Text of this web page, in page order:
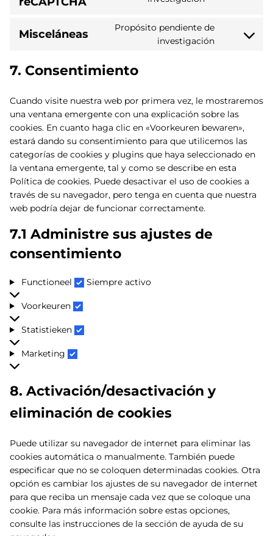
google-
Misceláneas
Propósito pendiente de
investigación
Consent
7. Consentimiento
Cuando visite nuestra web por primera vez, le mostraremos
una ventana emergente con una explicación sobre las
cookies. En cuanto haga clic en «Voorkeuren bewaren»,
estará dando su consentimiento para que utilicemos las
categorías de cookies y plugins que haya seleccionado en
la ventana emergente, tal y como se describe en esta
Política de cookies. Puede desactivar el uso de cookies a
través de su navegador, pero tenga en cuenta que nuestra
web podría dejar de funcionar correctamente.
7.1 Administre sus ajustes de
consentimiento
Functioneel Functioneel
Siempre activo
Voorkeuren Voorkeuren
Statistieken Statistieken
Marketing Marketing
8. Activación/desactivación y
eliminación de cookies
Puede utilizar su navegador de internet para eliminar las
cookies automática o manualmente. También puede
especificar que no se coloquen determinadas cookies. Otra
opción es cambiar los ajustes de su navegador de internet
para que reciba un mensaje cada vez que se coloque una
cookie. Para más información sobre estas opciones,
consulte las instrucciones de la sección de ayuda de su